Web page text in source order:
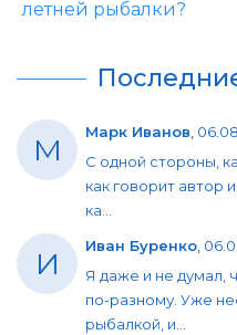
летней рыбалки?
М Марк Иванов,
С одной стороны,
как говорит автор
ка...
И Иван Буренко,
Я даже и не думал,
по-разному. Уже
рыбалкой, и...